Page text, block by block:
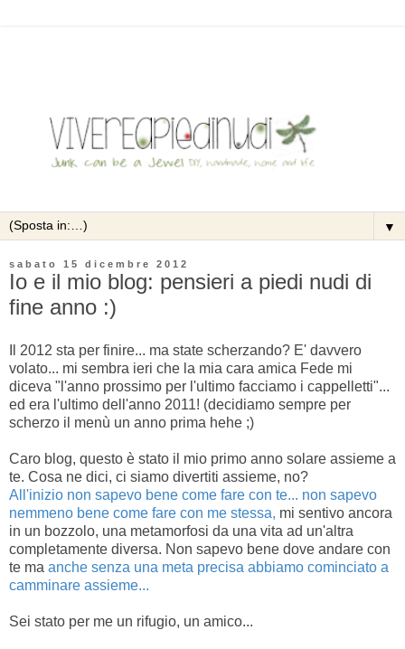
▼
sabato 15 dicembre 2012
Io e il mio blog: pensieri a piedi nudi di
fine anno :)
Il 2012 sta per finire... ma state scherzando? E' davvero
volato... mi sembra ieri che la mia cara amica Fede mi
diceva "l'anno prossimo per l'ultimo facciamo i cappelletti"...
ed era l'ultimo dell'anno 2011! (decidiamo sempre per
scherzo il menù un anno prima hehe ;)
Caro blog, questo è stato il mio primo anno solare assieme a
te. Cosa ne dici, ci siamo divertiti assieme, no?
All'inizio non sapevo bene come fare con te... non sapevo
nemmeno bene come fare con me stessa, mi sentivo ancora
in un bozzolo, una metamorfosi da una vita ad un'altra
completamente diversa. Non sapevo bene dove andare con
te ma anche senza una meta precisa abbiamo cominciato a
camminare assieme...
Sei stato per me un rifugio, un amico...